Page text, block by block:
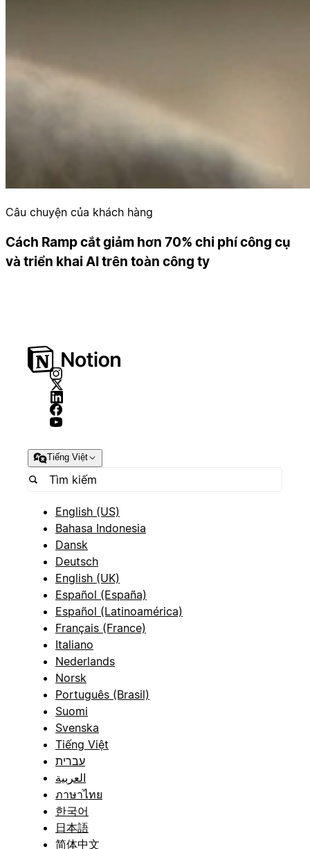
Câu chuyện của khách hàng
Cách Ramp cắt giảm hơn 70% chi phí công cụ
và triển khai AI trên toàn công ty
Tiếng Việt
English (US)
Bahasa Indonesia
Dansk
Deutsch
English (UK)
Español (España)
Español (Latinoamérica)
Français (France)
Italiano
Nederlands
Norsk
Português (Brasil)
Suomi
Svenska
Tiếng Việt
עברית
العربية
ภาษาไทย
한국어
日本語
简体中文